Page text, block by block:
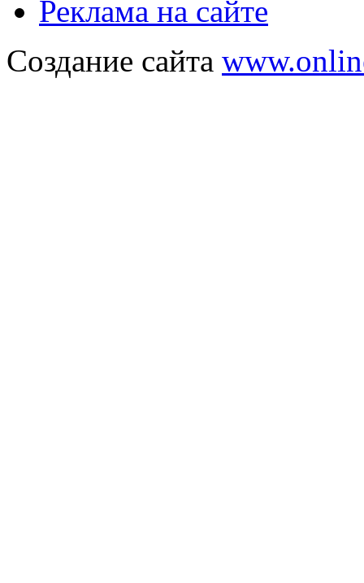
Реклама на сайте
Создание сайта